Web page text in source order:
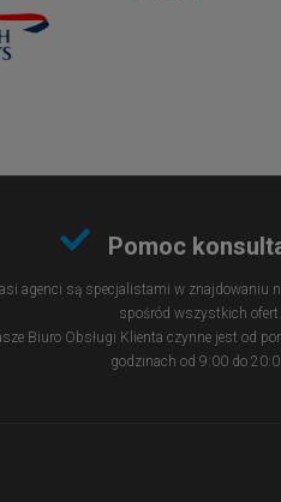
Pomoc
agenci są specjalistami w znajdowaniu
spośród wszystkich ofert.
Biuro Obsługi Klienta czynne jest od
godzinach od 9:00 do